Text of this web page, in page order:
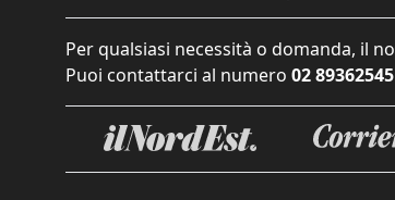
Per qualsiasi necessità o domanda, il
Puoi contattarci al numero 02 89362545